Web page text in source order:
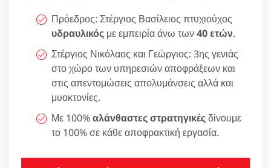
Πρόεδρος: Στέργιος Βασίλειος πτυχιούχος
υδραυλικός με εμπειρία άνω των40 ετών.
Στέργιος Νικόλαος και Γεώργιος: 3ης γενιάς
στο χώρο των υπηρεσιών αποφράξεων και
στις απεντομώσεις απολυμάνσεις αλλά και
μυοκτονίες.
Με 100%αλάνθαστες στρατηγικέςδίνουμε
το 100% σε κάθε αποφρακτική εργασία.